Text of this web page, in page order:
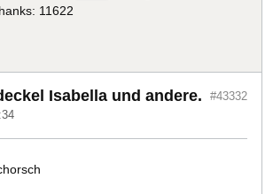
11622
Isabella und andere. #43332